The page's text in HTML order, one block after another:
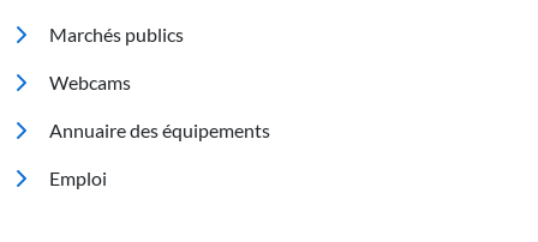
Marchés publics
Footer 2
Webcams
Annuaire des équipements
Emploi